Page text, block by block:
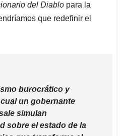
del Diablo para la
que redefinir el
burocrático y
un gobernante
simulan
sobre el estado de la